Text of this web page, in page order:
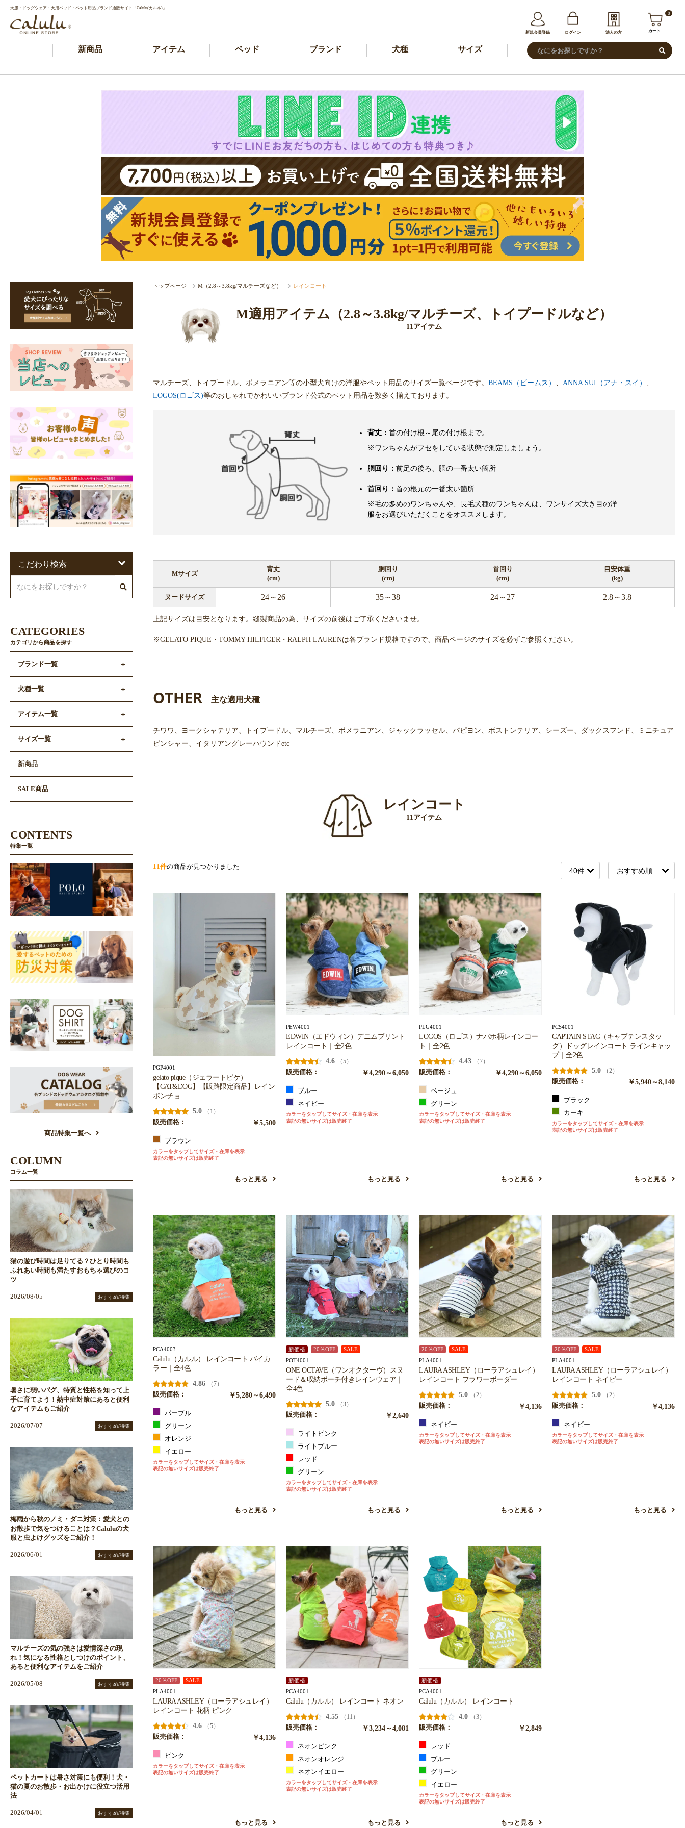
犬服・ドッグウェア・犬用ベッド・ペット用品ブランド通販サイト「Calulu(カルル)」
新規会員登録 ログイン 法人の方
0
カート
新商品 アイテム ベッド ブランド 犬種 サイズ
トップページ M（2.8～3.8kg/マルチーズなど） レインコート
M適用アイテム（2.8～3.8kg/マルチーズ、トイプードルなど）
11アイテム
マルチーズ、トイプードル、ポメラニアン等の小型犬向けの洋服やペット用品のサイズ一覧ページです。 BEAMS（ビームス） 、 ANNA SUI（アナ・スイ） 、
LOGOS(ロゴス)等のおしゃれでかわいいブランド公式のペット用品を数多く揃えております。
背丈： 首の付け根～尾の付け根まで。
※ワンちゃんがフセをしている状態で測定しましょう。
胴回り： 前足の後ろ、胴の一番太い箇所
首回り： 首の根元の一番太い箇所
※毛の多めのワンちゃんや、長毛犬種のワンちゃんは、ワンサイズ大き目の洋
服をお選びいただくことをオススメします。
Mサイズ
背丈
(cm)
胴回り
(cm)
首回り
(cm)
目安体重
(kg)
ヌードサイズ 24～26 35～38 24～27 2.8～3.8
上記サイズは目安となります。縫製商品の為、サイズの前後はご了承くださいませ。
※GELATO PIQUE・TOMMY HILFIGER・RALPH LAURENは各ブランド規格ですので、商品ページのサイズを必ずご参照ください。
OTHER 主な適用犬種
チワワ、ヨークシャテリア、トイプードル、マルチーズ、ポメラニアン、ジャックラッセル、パピヨン、ボストンテリア、シーズー、ダックスフンド、ミニチュア
ピンシャー、イタリアングレーハウンドetc
レインコート
11アイテム
11件の商品が見つかりました
PGP4001
gelato pique（ジェラートピケ）
【CAT&DOG】【販路限定商品】レイン
ポンチョ
5.0
（1）
販売価格：
￥5,500
ブラウン
カラーをタップしてサイズ・在庫を表示
表記の無いサイズは販売終了
もっと見る
PEW4001
EDWIN（エドウィン）デニムプリント
レインコート｜全2色
4.6
（5）
販売価格：
￥4,290～6,050
ブルー
ネイビー
カラーをタップしてサイズ・在庫を表示
表記の無いサイズは販売終了
もっと見る
PLG4001
LOGOS（ロゴス）ナバホ柄レインコー
ト｜全2色
4.43
（7）
販売価格：
￥4,290～6,050
ベージュ
グリーン
カラーをタップしてサイズ・在庫を表示
表記の無いサイズは販売終了
もっと見る
PCS4001
CAPTAIN STAG（キャプテンスタッ
グ）ドッグレインコート ラインキャッ
プ｜全2色
5.0
（2）
販売価格：
￥5,940～8,140
ブラック
カーキ
カラーをタップしてサイズ・在庫を表示
表記の無いサイズは販売終了
もっと見る
PCA4003
Calulu（カルル） レインコート バイカ
ラー｜全4色
4.86
（7）
販売価格：
￥5,280～6,490
パープル
グリーン
オレンジ
イエロー
カラーをタップしてサイズ・在庫を表示
表記の無いサイズは販売終了
もっと見る
新価格 20％OFF SALE
POT4001
ONE OCTAVE（ワンオクターヴ）スヌ
ード＆収納ポーチ付きレインウェア｜
全4色
5.0
（3）
販売価格：
￥2,640
ライトピンク
ライトブルー
レッド
グリーン
カラーをタップしてサイズ・在庫を表示
表記の無いサイズは販売終了
もっと見る
20％OFF SALE
PLA4001
LAURA ASHLEY（ローラアシュレイ）
レインコート フラワーボーダー
5.0
（2）
販売価格：
￥4,136
ネイビー
カラーをタップしてサイズ・在庫を表示
表記の無いサイズは販売終了
もっと見る
20％OFF SALE
PLA4001
LAURA ASHLEY（ローラアシュレイ）
レインコート ネイビー
5.0
（2）
販売価格：
￥4,136
ネイビー
カラーをタップしてサイズ・在庫を表示
表記の無いサイズは販売終了
もっと見る
20％OFF SALE
PLA4001
LAURA ASHLEY（ローラアシュレイ）
レインコート 花柄 ピンク
4.6
（5）
販売価格：
￥4,136
ピンク
カラーをタップしてサイズ・在庫を表示
表記の無いサイズは販売終了
もっと見る
新価格
PCA4001
Calulu（カルル） レインコート ネオン
4.55
（11）
販売価格：
￥3,234～4,081
ネオンピンク
ネオンオレンジ
ネオンイエロー
カラーをタップしてサイズ・在庫を表示
表記の無いサイズは販売終了
もっと見る
新価格
PCA4001
Calulu（カルル） レインコート
4.0
（3）
販売価格：
￥2,849
レッド
ブルー
グリーン
イエロー
カラーをタップしてサイズ・在庫を表示
表記の無いサイズは販売終了
もっと見る
こだわり検索
CATEGORIES
カテゴリから商品を探す
ブランド一覧
犬種一覧
アイテム一覧
サイズ一覧
新商品
SALE商品
CONTENTS
特集一覧
商品特集一覧へ
COLUMN
コラム一覧
猫の遊び時間は足りてる？ひとり時間も
ふれあい時間も満たすおもちゃ選びのコ
ツ
2026/08/05 おすすめ/特集
暑さに弱いパグ、特質と性格を知って上
手に育てよう！熱中症対策にあると便利
なアイテムもご紹介
2026/07/07 おすすめ/特集
梅雨から秋のノミ・ダニ対策：愛犬との
お散歩で気をつけることは？Caluluの犬
服と虫よけグッズをご紹介！
2026/06/01 おすすめ/特集
マルチーズの気の強さは愛情深さの現
れ！気になる性格としつけのポイント、
あると便利なアイテムをご紹介
2026/05/08 おすすめ/特集
ペットカートは暑さ対策にも便利！犬・
猫の夏のお散歩・お出かけに役立つ活用
法
2026/04/01 おすすめ/特集